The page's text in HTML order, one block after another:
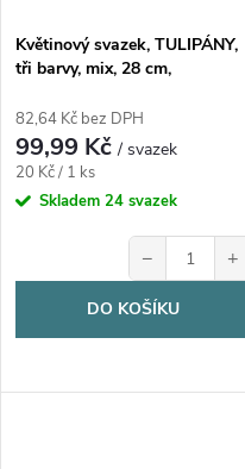
Květinový svazek, TULIPÁNY,
tři barvy, mix, 28 cm,
82,64 Kč bez DPH
99,99 Kč/ svazek
Měrná
cena:
20 Kč / 1 ks
Skladem 24 svazek
− +
DO KOŠÍKU